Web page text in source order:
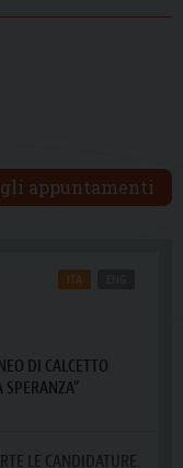
appuntamenti